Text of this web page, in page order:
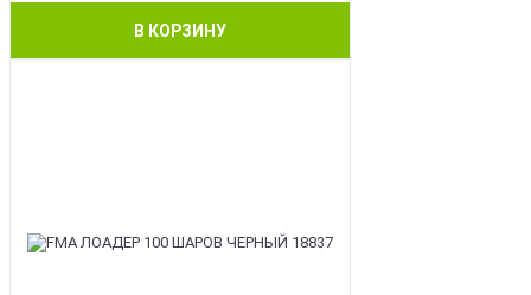
В КОРЗИНУ